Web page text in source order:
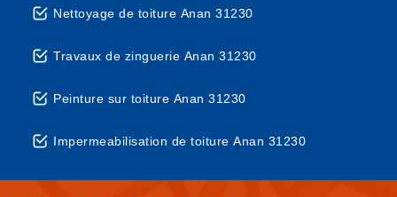
Nettoyage de toiture Anan 31230
Travaux de zinguerie Anan 31230
Peinture sur toiture Anan 31230
Impermeabilisation de toiture Anan 31230